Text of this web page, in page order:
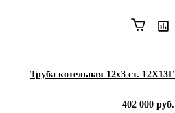
Труба котельная 12x3 ст.
402 000 руб.